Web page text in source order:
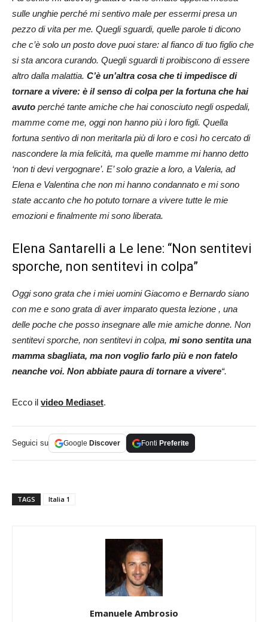
sulle unghie perché mi sentivo male per essermi presa un
pezzo di vita per me. Quegli sguardi, quelle parole ti dicono
che c’è solo un posto dove puoi stare: al fianco di tuo figlio che
si sta ancora curando. Quegli sguardi ti proibiscono di essere
altro dalla malattia. C’è un’altra cosa che ti impedisce di
tornare a vivere: è il senso di colpa per la fortuna che hai
avuto perché tante amiche che hai conosciuto negli ospedali,
mamme come me, oggi non hanno più i loro figli. Quella
fortuna sentivo di non meritarla più di loro e così ho cercato di
nascondere la mia felicità, ma quelle mamme mi hanno detto
‘non ti devi vergognare’. E’ solo grazie a loro, a Valeria, ad
Elena e Valentina che non mi hanno condannato e mi sono
state accanto che ho potuto tornare a vivere tutte le mie
emozioni e finalmente mi sono liberata.
Elena Santarelli a Le Iene: “Non sentitevi
sporche, non sentitevi in colpa”
Oggi sono grata che i miei uomini Giacomo e Bernardo siano
con me e sono grata di aver imparato questa lezione , una
delle poche che posso insegnare alle mie amiche donne. Non
sentitevi sporche, non sentitevi in colpa, mi sono sentita una
mamma sbagliata, ma non voglio farlo più e non fatelo
neanche voi. Non abbiate paura di tornare a vivere“.
Ecco il video Mediaset.
Seguici su Google Discover Fonti Preferite
TAGS Italia 1
Emanuele Ambrosio